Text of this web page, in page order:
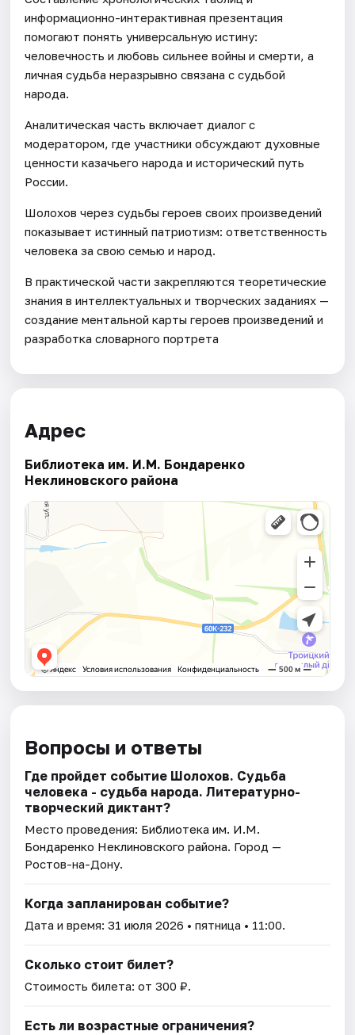
информационно-интерактивная презентация
помогают понять универсальную истину:
человечность и любовь сильнее войны и смерти, а
личная судьба неразрывно связана с судьбой
народа.
Аналитическая часть включает диалог с
модератором, где участники обсуждают духовные
ценности казачьего народа и исторический путь
России.
Шолохов через судьбы героев своих произведений
показывает истинный патриотизм: ответственность
человека за свою семью и народ.
В практической части закрепляются теоретические
знания в интеллектуальных и творческих заданиях —
создание ментальной карты героев произведений и
разработка словарного портрета
Адрес
Библиотека им. И.М. Бондаренко
Неклиновского района
Вопросы и ответы
Где пройдет событие Шолохов. Судьба
человека - судьба народа. Литературно-
творческий диктант?
Место проведения: Библиотека им. И.М.
Бондаренко Неклиновского района. Город —
Ростов-на-Дону.
Когда запланирован событие?
Дата и время:31 июля 2026 • пятница • 11:00.
Сколько стоит билет?
Стоимость билета: от 300 ₽.
Есть ли возрастные ограничения?